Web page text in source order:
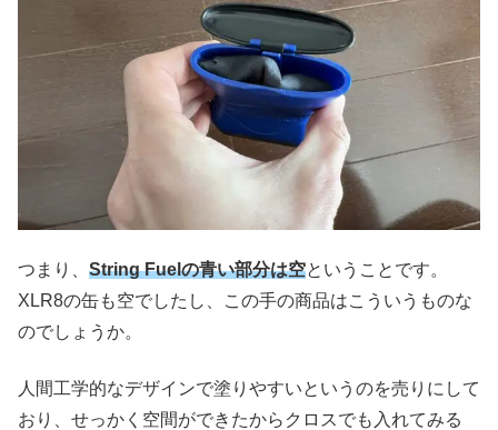
つまり、 String Fuelの青い部分は空ということです。
XLR8の缶も空でしたし、この手の商品はこういうものな
のでしょうか。
人間工学的なデザインで塗りやすいというのを売りにして
おり、せっかく空間ができたからクロスでも入れてみる